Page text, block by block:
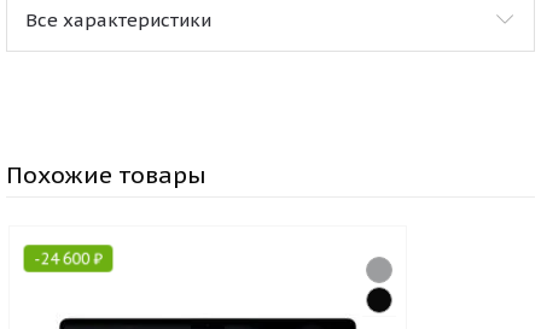
Все характеристики
Похожие товары
-24 600₽